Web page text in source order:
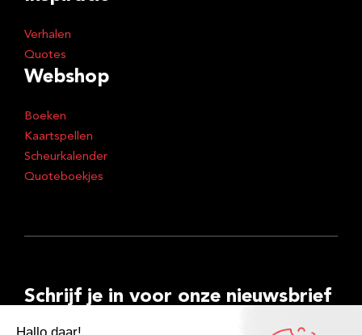
Verhalen
Quotes
Webshop
Boeken
Kaartspellen
Scheurkalender
Quoteboekjes
Schrijf je in voor onze nieuwsbrief